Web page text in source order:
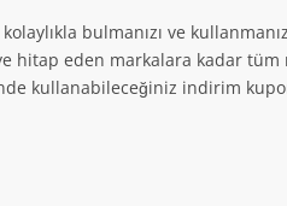
KAMPANYAYA GİT
KODU AL
bulmanızı ve
hitap eden markalara kadar
kullanabileceğiniz indirim